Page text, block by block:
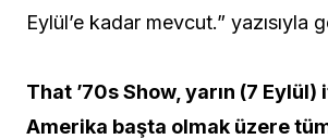
Eylül’e kadar mevcut.” yazısıyla
That ’70s Show, yarın (7
Amerika başta olmak üzere